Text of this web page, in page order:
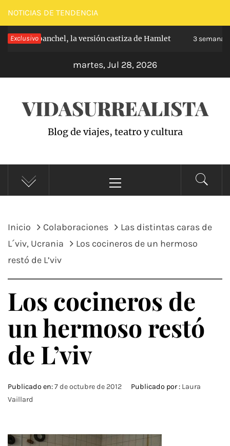
Saltar
al
contenido
NOTICIAS DE TENDENCIA
Exclusivo
de Carabanchel, la versión castiza de Hamlet 3 semanas
martes, Jul 28, 2026
VIDASURREALISTA
Blog de viajes, teatro y cultura
principal
Inicio Colaboraciones
Las distintas caras de
L´viv, Ucrania
Los cocineros de un hermoso
restó de L’viv
Los cocineros de
un hermoso restó
de L’viv
Publicado en:7 de octubre de 2012 Publicado por : Laura
Vaillard